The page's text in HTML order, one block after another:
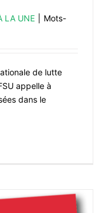
ÉLUES
LA UNE
Mots-
de lutte
appelle à
dans le